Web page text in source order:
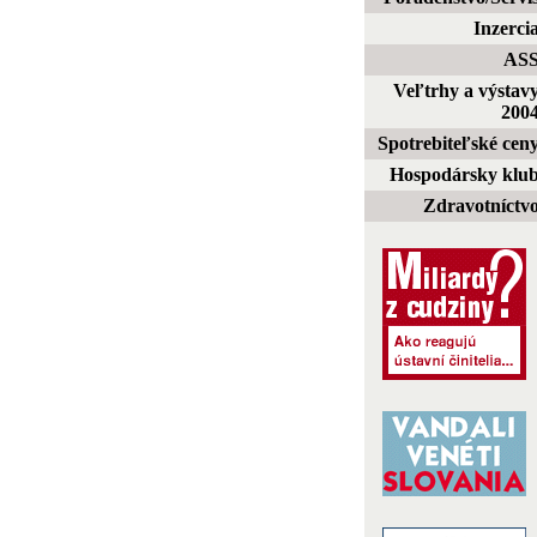
Inzercia
Veľtrhy a
Spotrebiteľské
Hospodársky